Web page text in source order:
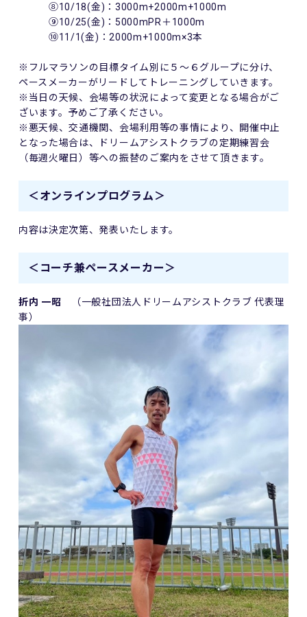
⑧10/18(金)：3000m+2000m+1000m
⑨10/25(金)：5000mPR＋1000m
⑩11/1(金)：2000m+1000m×3本
※フルマラソンの目標タイム別に５～６グループに分け、
ペースメーカーがリードしてトレーニングしていきます。
※当日の天候、会場等の状況によって変更となる場合がご
ざいます。予めご了承ください。
※悪天候、交通機関、会場利用等の事情により、開催中止
となった場合は、ドリームアシストクラブの定期練習会
（毎週火曜日）等への振替のご案内をさせて頂きます。
＜オンラインプログラム＞
内容は決定次第、発表いたします。
＜コーチ兼ペースメーカー＞
折内 一昭 （一般社団法人ドリームアシストクラブ 代表理
事）